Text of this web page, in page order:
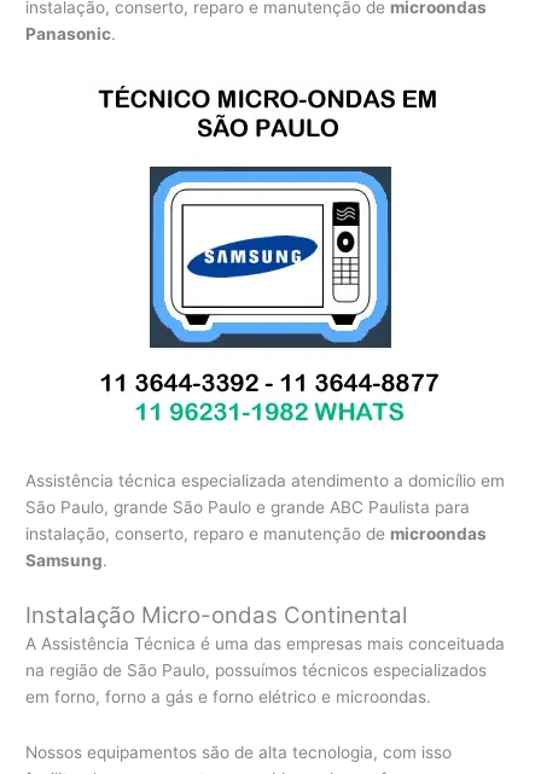
instalação, conserto, reparo e manutenção de microondas
Panasonic.
Assistência técnica especializada atendimento a domicílio em
São Paulo, grande São Paulo e grande ABC Paulista para
instalação, conserto, reparo e manutenção de microondas
Samsung.
Instalação Micro-ondas Continental
A Assistência Técnica é uma das empresas mais conceituada
na região de São Paulo, possuímos técnicos especializados
em forno, forno a gás e forno elétrico e microondas.
Nossos equipamentos são de alta tecnologia, com isso